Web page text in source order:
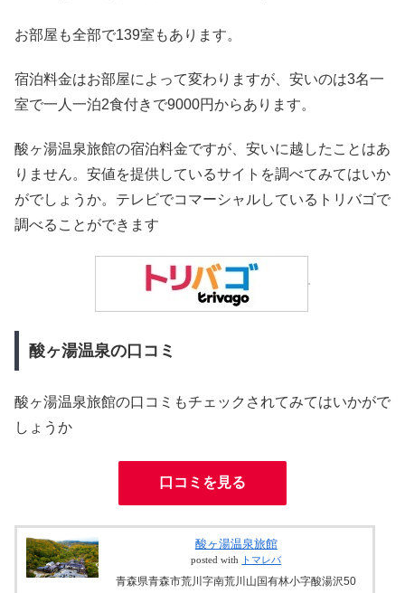
お部屋も全部で139室もあります。
宿泊料金はお部屋によって変わりますが、安いのは3名一
室で一人一泊2食付きで9000円からあります。
酸ヶ湯温泉旅館の宿泊料金ですが、安いに越したことはあ
りません。安値を提供しているサイトを調べてみてはいか
がでしょうか。テレビでコマーシャルしているトリバゴで
調べることができます
酸ヶ湯温泉の口コミ
酸ヶ湯温泉旅館の口コミもチェックされてみてはいかがで
しょうか
口コミを見る
酸ヶ湯温泉旅館
posted with トマレバ
青森県青森市荒川字南荒川山国有林小字酸湯沢50